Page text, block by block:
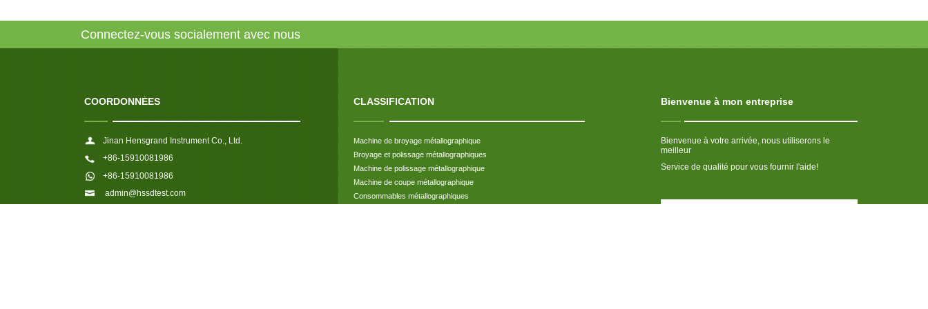
Connectez-vous socialement avec nous
COORDONNÉES
Jinan Hensgrand Instrument Co., Ltd.
+86-15910081986
+86-15910081986
admin@hssdtest.com
CLASSIFICATION
Machine de broyage métallographique
Broyage et polissage métallographiques
Machine de polissage métallographique
Machine de coupe métallographique
Consommables métallographiques
Bienvenue à mon entreprise
Bienvenue à votre arrivée, nous utiliserons le
meilleur
Service de qualité pour vous fournir l'aide!